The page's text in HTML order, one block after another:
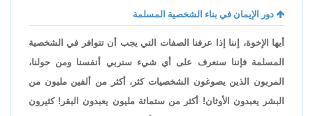
دور الإيمان في بناء الشخصية المسلمة
أيها الإخوة، إننا إذا عرفنا الصفات التي يجب أن تتوافر في الشخصية
المسلمة فإننا سنعرف على أي شيء سنربي أنفسنا ومن حولنا،
المربون الذين يصوغون الشخصيات كثر، أكثر من ألفين مليون من
البشر يعبدون الأوثان! أكثر من ستمائة مليون يعبدون البقر! كثيرون